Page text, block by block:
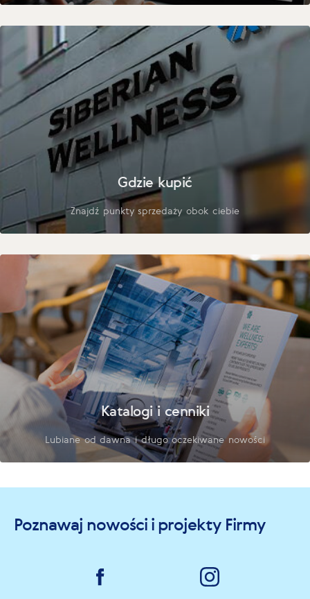
Gdzie kupić
Znajdź punkty sprzedaży obok ciebie
Katalogi i cenniki
Lubiane od dawna i długo oczekiwane nowości
Poznawaj nowości i projekty Firmy